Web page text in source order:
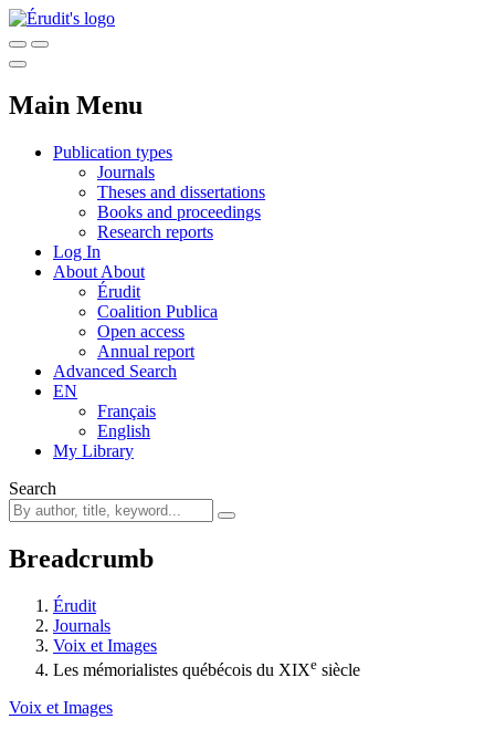
Main Menu
Publication types
Journals
Theses and dissertations
Books and proceedings
Research reports
Log In
About About
Érudit
Coalition Publica
Open access
Annual report
Advanced Search
EN
Français
English
My Library
Search
Breadcrumb
Érudit
Journals
Voix et Images
Les mémorialistes québécois du XIXe siècle
Voix et Images